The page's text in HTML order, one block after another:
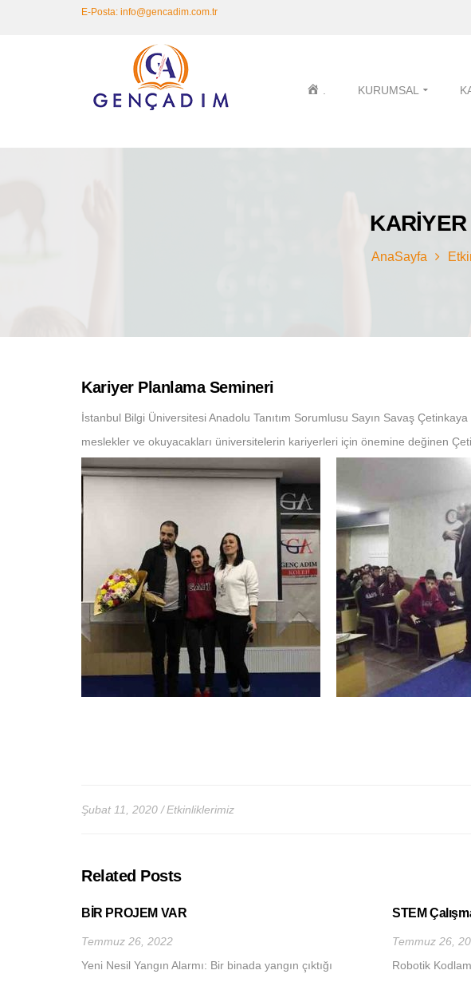
E-Posta: info@gencadim.com.tr
. KURUMSAL
AnaSayfa
Kariyer Planlama Semineri
İstanbul Bilgi Üniversitesi Anadolu Tanıtım Sorumlusu Sayın Savaş
meslekler ve okuyacakları üniversitelerin kariyerleri için önemine değinen
Şubat 11, 2020 Etkinliklerimiz
Related Posts
BİR PROJEM VAR
Temmuz 26, 2022
Yeni Nesil Yangın Alarmı: Bir binada yangın çıktığı
STEM
Temmuz 26,
Robotik